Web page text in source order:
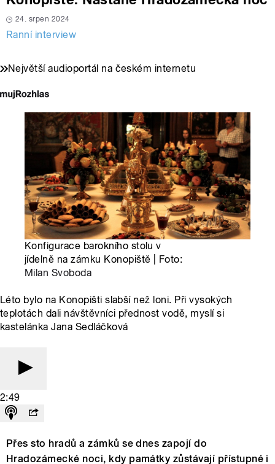
24. srpen 2024
Ranní interview
Největší audioportál na českém internetu
Konfigurace barokního stolu v
jídelně na zámku Konopiště | Foto:
Milan Svoboda
Léto bylo na Konopišti slabší než loni. Při vysokých
teplotách dali návštěvníci přednost vodě, myslí si
kastelánka Jana Sedláčková
2:49
Přes sto hradů a zámků se dnes zapojí do
Hradozámecké noci, kdy památky zůstávají přístupné i